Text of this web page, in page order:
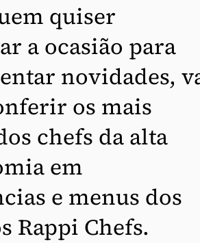
quiser
a ocasião para
novidades,
os mais
chefs da alta
em
e menus dos
Rappi Chefs.